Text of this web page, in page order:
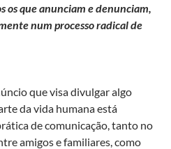
os que anunciam e denunciam,
num processo radical de
que visa divulgar algo
da vida humana está
de comunicação, tanto no
amigos e familiares, como